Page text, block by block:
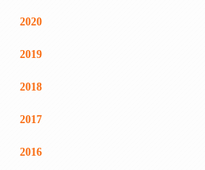
2020
2019
2018
2017
2016